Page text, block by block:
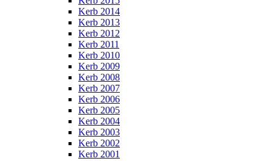
Kerb 2014
Kerb 2013
Kerb 2012
Kerb 2011
Kerb 2010
Kerb 2009
Kerb 2008
Kerb 2007
Kerb 2006
Kerb 2005
Kerb 2004
Kerb 2003
Kerb 2002
Kerb 2001